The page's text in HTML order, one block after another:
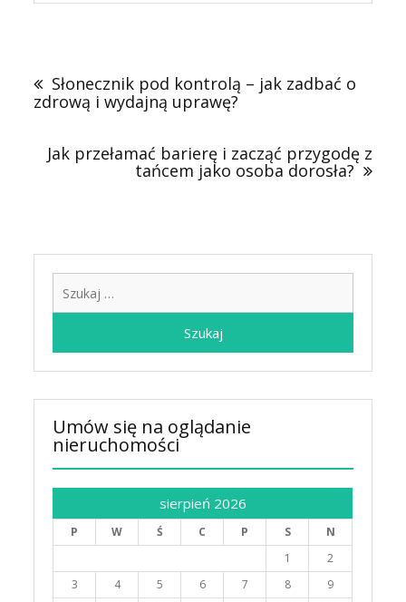
wpisu
Słonecznik pod kontrolą – jak zadbać o
zdrową i wydajną uprawę?
Jak przełamać barierę i zacząć przygodę z
tańcem jako osoba dorosła?
Umów się na oglądanie
nieruchomości
sierpień 2026
P W Ś C P S
N
1
2
3
4 5 6 7 8
9